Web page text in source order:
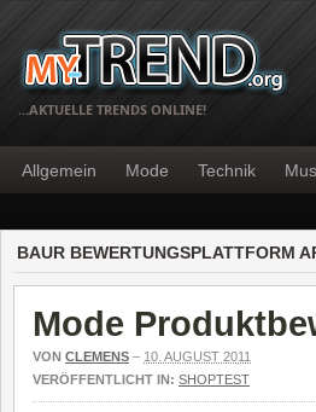
…AKTUELLE TRENDS ONLINE!
Allgemein Mode Technik
BAUR BEWERTUNGSPLATTFORM
Mode
VON CLEMENS – 10. AUGUST 2011
VERÖFFENTLICHT IN: SHOPTEST